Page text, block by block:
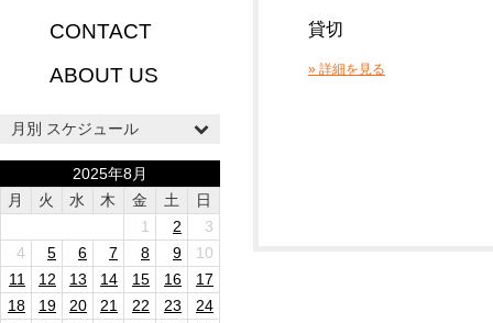
CONTACT
ABOUT US
月別 スケジュール
2025年8月
月
火 水 木 金 土
日
1
2
3
4
5 6 7 8 9
10
11
12 13 14 15 16
17
18
19 20 21 22 23
24
貸切
» 詳細を見る